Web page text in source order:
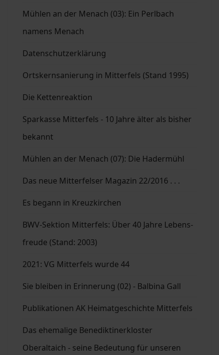
Mühlen an der Menach (03): Ein Perlbach
namens Menach
Datenschutzerklärung
Ortskernsanierung in Mitterfels (Stand 1995)
Die Kettenreaktion
Sparkasse Mitterfels - 10 Jahre älter als bisher
bekannt
Mühlen an der Menach (07): Die Hadermühl
Das neue Mitterfelser Magazin 22/2016 . . .
Es begann in Kreuzkirchen
BWV-Sektion Mitterfels: Über 40 Jahre Lebens-
freude (Stand: 2003)
2021: VG Mitterfels wurde 44
Sie bleiben in Erinnerung (02) - Balbina Gall
Publikationen AK Heimatgeschichte Mitterfels
Das ehemalige Benediktinerkloster
Oberaltaich - seine Bedeutung für unseren